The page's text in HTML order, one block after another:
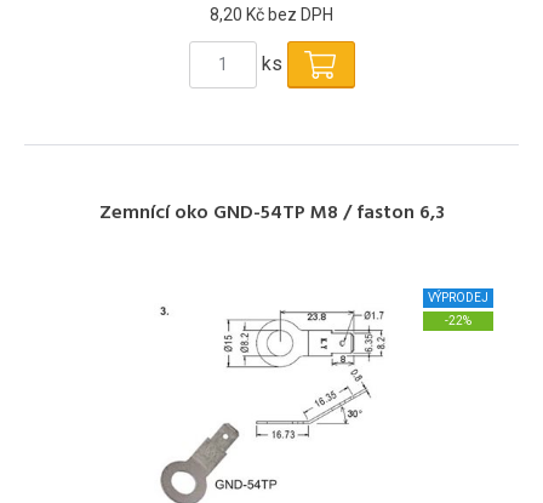
8,20 Kč bez DPH
ks
Zemnící oko GND-54TP M8 / faston 6,3
VÝPRODEJ
-22%